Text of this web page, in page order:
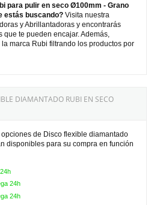
para pulir en seco Ø100mm - Grano
estás buscando? Visita nuestra
y Abrillantadoras y encontrarás
te pueden encajar. Además,
marca Rubi filtrando los productos por
DIAMANTADO RUBI EN SECO
de Disco flexible diamantado
disponibles para su compra en función
24h
24h